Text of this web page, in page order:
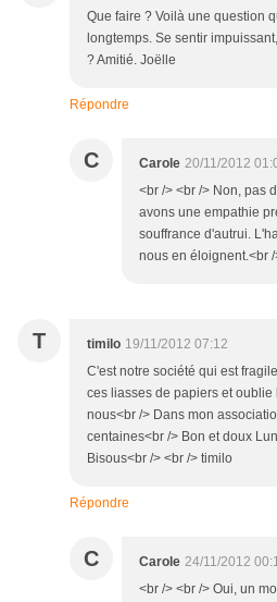
Que faire ? Voilà une question
longtemps. Se sentir
? Amitié. Joëlle
Répondre
C Carole 20/11/2012
<br /> <br /> Non, pas
avons une empathie
souffrance d'autrui.
nous en éloignent.<br
T timilo 19/11/2012 07:12
C'est notre société qui est
ces liasses de papiers et oublie
nous<br /> Dans mon
centaines<br /> Bon et doux
Bisous<br /> <br /> timilo
Répondre
C Carole 24/11/2012
<br /> <br /> Oui, un